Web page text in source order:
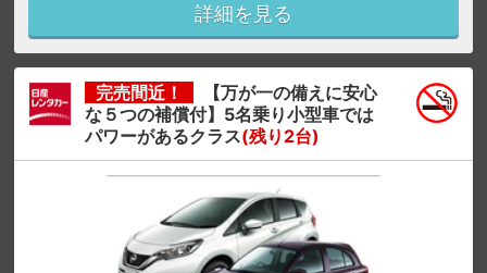
詳細を見る
完売間近！
【万が一の備えに安心
な５つの補償付】5名乗り小型車では
パワーがあるクラス(残り2台)